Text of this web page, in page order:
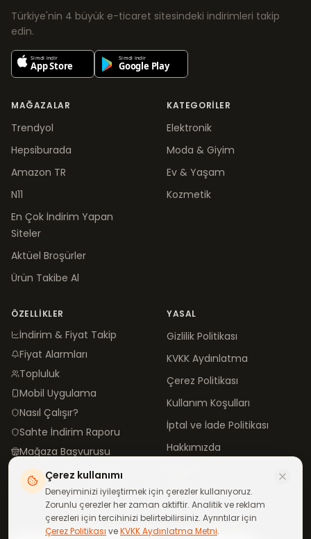
Türkiye'nin 4 büyük e-ticaret sitesindeki indirimleri takip
edin.
MAĞAZALAR
Trendyol
Hepsiburada
Amazon TR
N11
En Çok İndirim Yapan
Siteler
Aktüel Broşürler
Ürün Takibe Al
KATEGORILER
Elektronik
Moda & Giyim
Ev & Yaşam
Kozmetik
ÖZELLIKLER
İndirim & Fiyat Takip
Fiyat Alarmları
Topluluk
Mobil Uygulama
Nasıl Çalışır?
Sahte İndirim Raporu
Mağaza Başvurusu
YASAL
Gizlilik Politikası
KVKK Aydınlatma
Çerez Politikası
Kullanım Koşulları
İptal ve İade Politikası
Hakkımızda
Blog
Çerez kullanımı
Deneyiminizi iyileştirmek için çerezler kullanıyoruz.
Zorunlu çerezler her zaman aktiftir. Analitik ve reklam
çerezleri için tercihinizi belirtebilirsiniz. Ayrıntılar için
Çerez Politikası veKVKK Aydınlatma Metni.